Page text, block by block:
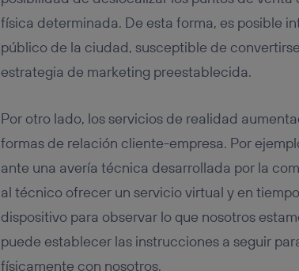
física determinada. De esta forma, es posible
público de la ciudad, susceptible de
estrategia de marketing preestablecida.
Por otro lado, los servicios de realidad
formas de relación cliente-empresa. Por
ante una avería técnica desarrollada por la
al técnico ofrecer un servicio virtual y en
dispositivo para observar lo que nosotros
puede establecer las instrucciones a seguir
físicamente con nosotros.